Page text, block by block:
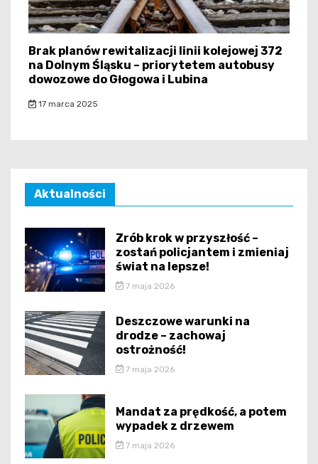
Brak planów rewitalizacji linii kolejowej 372
na Dolnym Śląsku – priorytetem autobusy
dowozowe do Głogowa i Lubina
17 marca 2025
Aktualności
Zrób krok w przyszłość –
zostań policjantem i zmieniaj
świat na lepsze!
7 maja 2026
Deszczowe warunki na
drodze – zachowaj
ostrożność!
7 maja 2026
Mandat za prędkość, a potem
wypadek z drzewem
7 maja 2026